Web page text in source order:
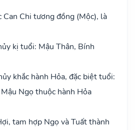
Can Chi tương đồng (Mộc), là
kị tuổi: Mậu Thân, Bính
khắc hành Hỏa, đặc biệt tuổi:
Ngọ thuộc hành Hỏa
tam hợp Ngọ và Tuất thành